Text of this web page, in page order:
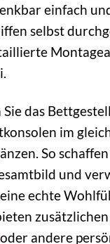
einfach
selbst
das
im
So
und
echte
oder andere